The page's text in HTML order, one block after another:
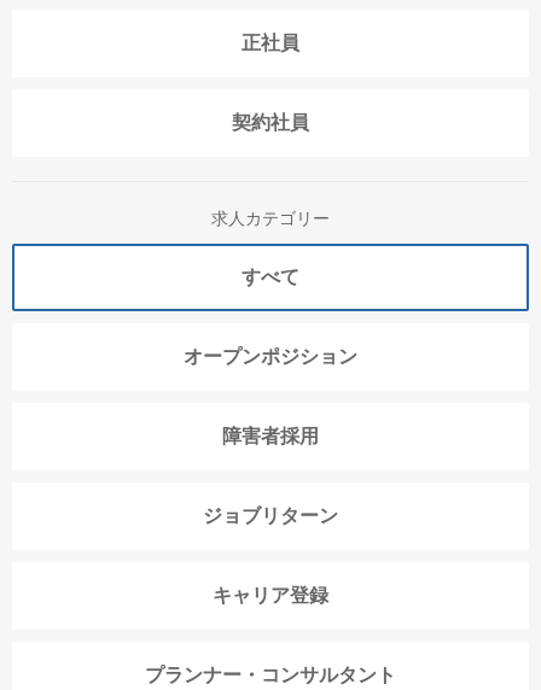
正社員
契約社員
求人カテゴリー
すべて
オープンポジション
障害者採用
ジョブリターン
キャリア登録
プランナー・コンサルタント